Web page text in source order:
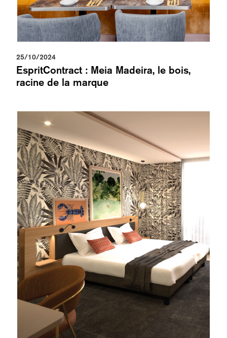
25/10/2024
EspritContract : Meia Madeira, le bois,
racine de la marque